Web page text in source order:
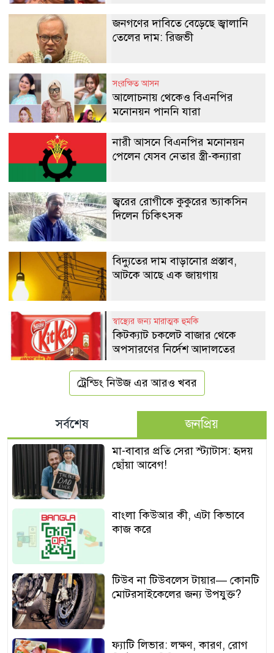
জনগণের দাবিতে বেড়েছে জ্বালানি
তেলের দাম: রিজভী
সংরক্ষিত আসন
আলোচনায় থেকেও বিএনপির
মনোনয়ন পাননি যারা
নারী আসনে বিএনপির মনোনয়ন
পেলেন যেসব নেতার স্ত্রী-কন্যারা
জ্বরের রোগীকে কুকুরের ভ্যাকসিন
দিলেন চিকিৎসক
বিদ্যুতের দাম বাড়ানোর প্রস্তাব,
আটকে আছে এক জায়গায়
স্বাস্থ্যের জন্য মারাত্মক হুমকি
কিটক্যাট চকলেট বাজার থেকে
অপসারণের নির্দেশ আদালতের
ট্রেন্ডিং নিউজ এর আরও খবর
সর্বশেষ জনপ্রিয়
মা-বাবার প্রতি সেরা স্ট্যাটাস: হৃদয়
ছোঁয়া আবেগ!
বাংলা কিউআর কী, এটা কিভাবে
কাজ করে
টিউব না টিউবলেস টায়ার— কোনটি
মোটরসাইকেলের জন্য উপযুক্ত?
ফ্যাটি লিভার: লক্ষণ, কারণ, রোগ